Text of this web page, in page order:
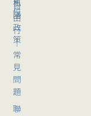
位
自
由
行
｜
常
見
問
題
聯
私
隱
政
策